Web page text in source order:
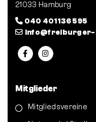
21033 Hamburg
040 401 136 595
Mitglieder
Mitgliedsvereine